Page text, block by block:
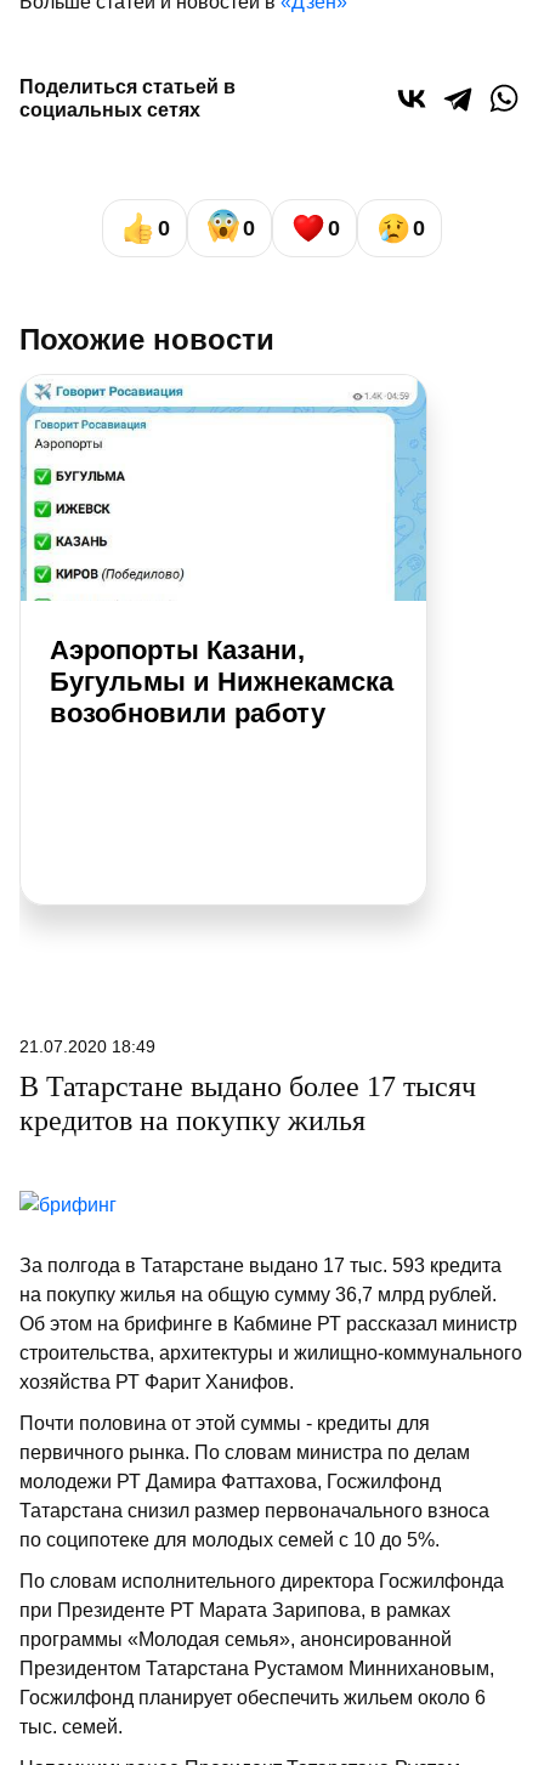
Поделиться статьей в
социальных сетях
0 0 0 0
Похожие новости
Аэропорты Казани,
Бугульмы и Нижнекамска
возобновили работу
21.07.2020 18:49
В Татарстане выдано более 17 тысяч
кредитов на покупку жилья
За полгода в Татарстане выдано 17 тыс. 593 кредита
на покупку жилья на общую сумму 36,7 млрд рублей.
Об этом на брифинге в Кабмине РТ рассказал министр
строительства, архитектуры и жилищно-коммунального
хозяйства РТ Фарит Ханифов.
Почти половина от этой суммы - кредиты для
первичного рынка. По словам министра по делам
молодежи РТ Дамира Фаттахова, Госжилфонд
Татарстана снизил размер первоначального взноса
по соципотеке для молодых семей с 10 до 5%.
По словам исполнительного директора Госжилфонда
при Президенте РТ Марата Зарипова, в рамках
программы «Молодая семья», анонсированной
Президентом Татарстана Рустамом Миннихановым,
Госжилфонд планирует обеспечить жильем около 6
тыс. семей.